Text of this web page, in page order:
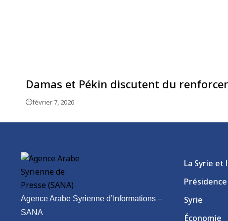
Damas et Pékin discutent du
février 7, 2026
Agence Arabe Syrienne d’Informations –
SANA
La Syrie et
Présidence
Syrie
Économie